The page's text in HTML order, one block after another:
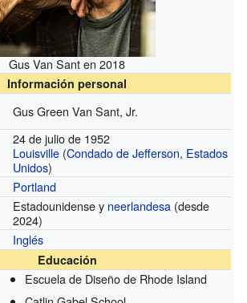
Gus Van Sant en 2018
Información personal
Gus Green Van Sant, Jr.
24 de julio de 1952
Louisville (Condado de Jefferson, Estados
Unidos)
Portland
Estadounidense y neerlandesa (desde
2024)
Inglés
Educación
Escuela de Diseño de Rhode Island